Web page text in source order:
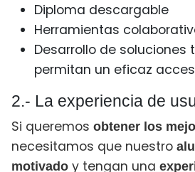
Diploma descargable
Herramientas
Desarrollo de
permitan un eficaz
2.- La experiencia de
Si queremos obtener los
necesitamos que nuestro
motivado y tengan una